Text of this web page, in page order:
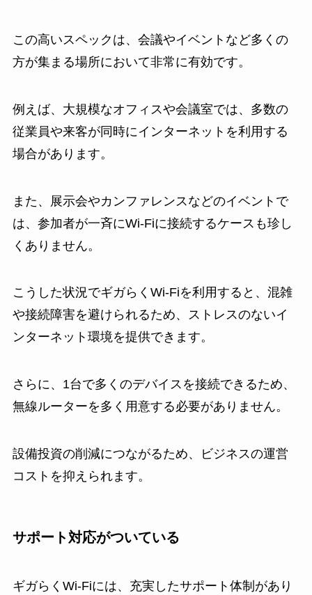
この高いスペックは、会議やイベントなど多くの
方が集まる場所において非常に有効です。
例えば、大規模なオフィスや会議室では、多数の
従業員や来客が同時にインターネットを利用する
場合があります。
また、展示会やカンファレンスなどのイベントで
は、参加者が一斉にWi-Fiに接続するケースも珍し
くありません。
こうした状況でギガらくWi-Fiを利用すると、混雑
や接続障害を避けられるため、ストレスのないイ
ンターネット環境を提供できます。
さらに、1台で多くのデバイスを接続できるため、
無線ルーターを多く用意する必要がありません。
設備投資の削減につながるため、ビジネスの運営
コストを抑えられます。
サポート対応がついている
ギガらくWi-Fiには、充実したサポート体制があり